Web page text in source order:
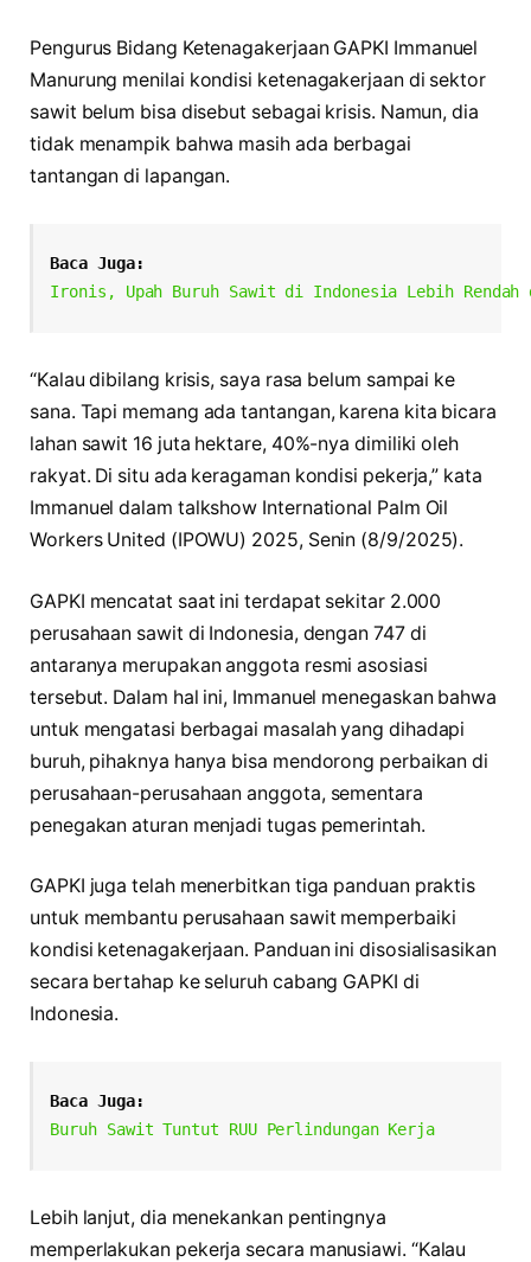
Pengurus Bidang Ketenagakerjaan GAPKI Immanuel
Manurung menilai kondisi ketenagakerjaan di sektor
sawit belum bisa disebut sebagai krisis. Namun, dia
tidak menampik bahwa masih ada berbagai
tantangan di lapangan.
Baca Juga:
Ironis, Upah Buruh Sawit di Indonesia Lebih Rendah
“Kalau dibilang krisis, saya rasa belum sampai ke
sana. Tapi memang ada tantangan, karena kita bicara
lahan sawit 16 juta hektare, 40%-nya dimiliki oleh
rakyat. Di situ ada keragaman kondisi pekerja,” kata
Immanuel dalam talkshow International Palm Oil
Workers United (IPOWU) 2025, Senin (8/9/2025).
GAPKI mencatat saat ini terdapat sekitar 2.000
perusahaan sawit di Indonesia, dengan 747 di
antaranya merupakan anggota resmi asosiasi
tersebut. Dalam hal ini, Immanuel menegaskan bahwa
untuk mengatasi berbagai masalah yang dihadapi
buruh, pihaknya hanya bisa mendorong perbaikan di
perusahaan-perusahaan anggota, sementara
penegakan aturan menjadi tugas pemerintah.
GAPKI juga telah menerbitkan tiga panduan praktis
untuk membantu perusahaan sawit memperbaiki
kondisi ketenagakerjaan. Panduan ini disosialisasikan
secara bertahap ke seluruh cabang GAPKI di
Indonesia.
Baca Juga:
Buruh Sawit Tuntut RUU Perlindungan Kerja
Lebih lanjut, dia menekankan pentingnya
memperlakukan pekerja secara manusiawi. “Kalau